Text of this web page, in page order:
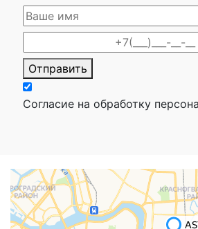
Отправить
Согласие на обработку